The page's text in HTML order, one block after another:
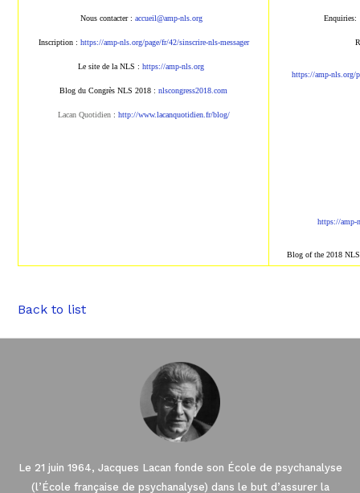
Nous contacter : accueil@amp-nls.org
Inscription : https://amp-nls.org/page/fr/42/sinscrire-nls-messager
Le site de la NLS :https://amp-nls.org
Blog du Congrès NLS 2018 :nlscongress2018.com
Lacan Quotidien: http://www.lacanquotidien.fr/blog/
Enquiries:
https://amp-nls.org/
https://amp-
Blog of the 2018
Back to list
Le 21 juin 1964, Jacques Lacan fonde son École de psychanalyse
(l’École française de psychanalyse) dans le but d’assurer la